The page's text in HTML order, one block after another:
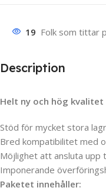
19 Folk som tittar
Description
Helt ny och hög kvalitet
Stöd för mycket stora
Bred kompatibilitet med
Möjlighet att ansluta upp
Imponerande
Paketet innehåller: